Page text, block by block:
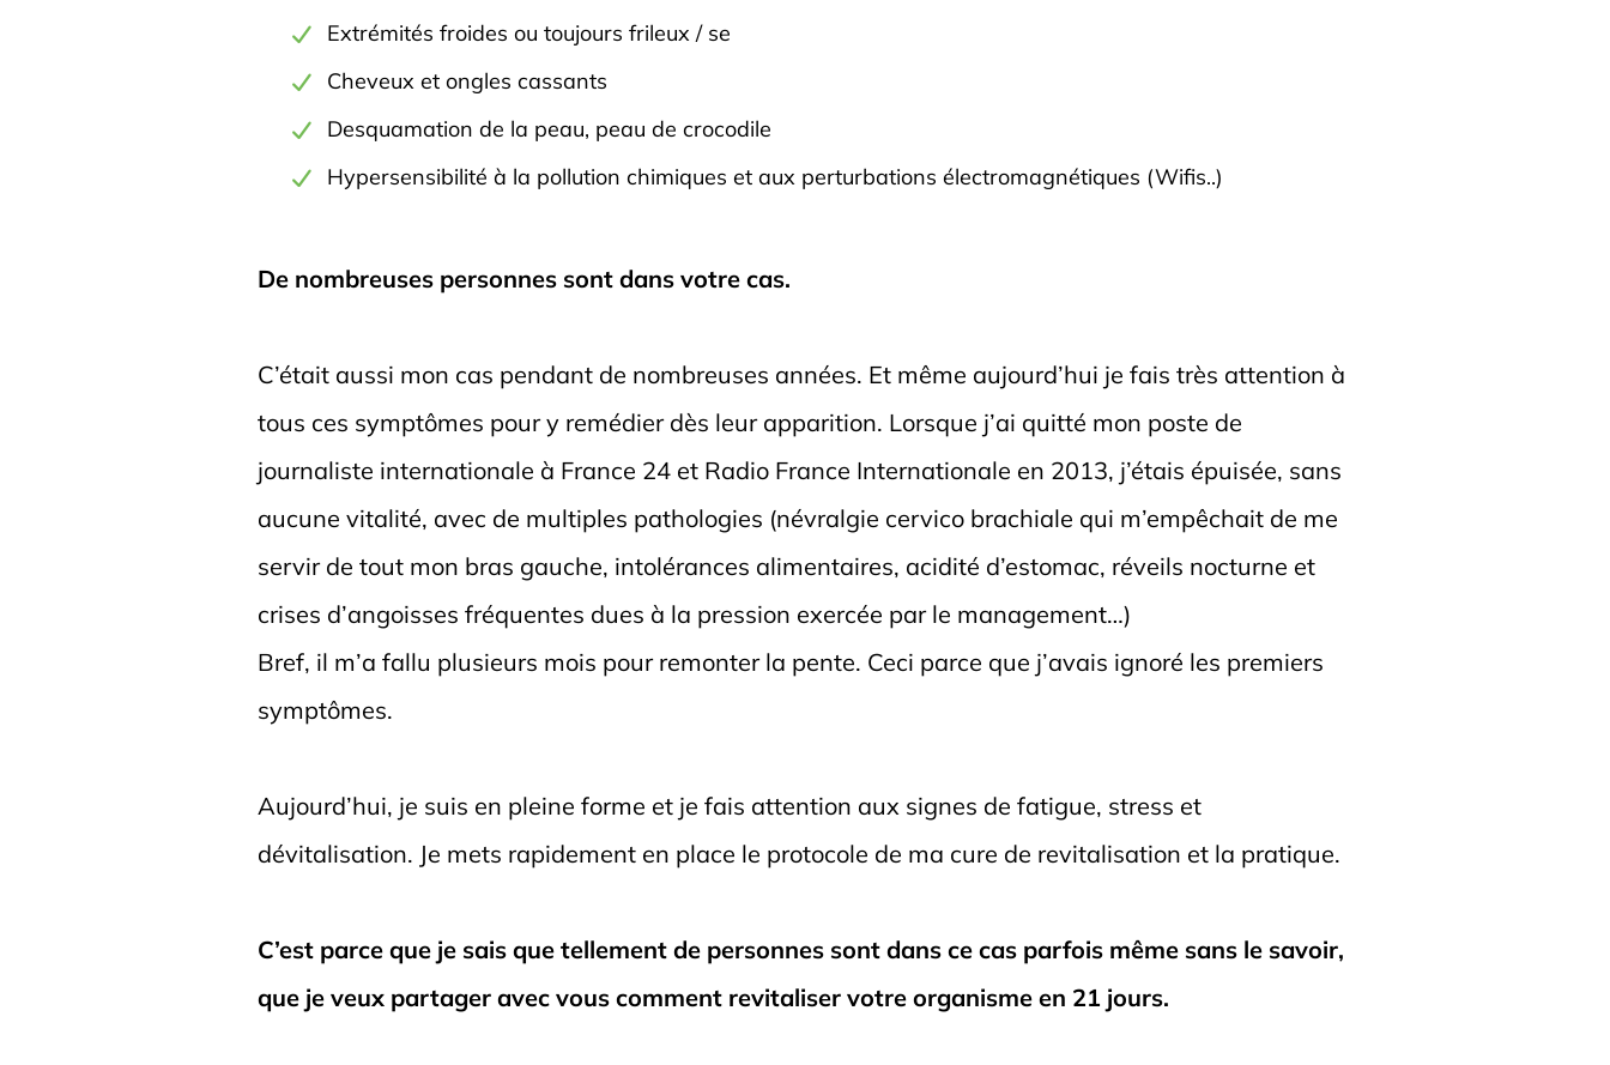
Extrémités froides ou toujours frileux / se
Cheveux et ongles cassants
Desquamation de la peau, peau de crocodile
Hypersensibilité à la pollution chimiques et aux perturbations électromagnétiques (Wifis..)
De nombreuses personnes sont dans votre cas.
C’était aussi mon cas pendant de nombreuses années. Et même aujourd’hui je fais très attention à
tous ces symptômes pour y remédier dès leur apparition. Lorsque j’ai quitté mon poste de
journaliste internationale à France 24 et Radio France Internationale en 2013, j’étais épuisée, sans
aucune vitalité, avec de multiples pathologies (névralgie cervico brachiale qui m’empêchait de me
servir de tout mon bras gauche, intolérances alimentaires, acidité d’estomac, réveils nocturne et
crises d’angoisses fréquentes dues à la pression exercée par le management…)
Bref, il m’a fallu plusieurs mois pour remonter la pente. Ceci parce que j’avais ignoré les premiers
symptômes.
Aujourd’hui, je suis en pleine forme et je fais attention aux signes de fatigue, stress et
dévitalisation. Je mets rapidement en place le protocole de ma cure de revitalisation et la pratique.
C’est parce que je sais que tellement de personnes sont dans ce cas parfois même sans le savoir,
que je veux partager avec vous comment revitaliser votre organisme en 21 jours.